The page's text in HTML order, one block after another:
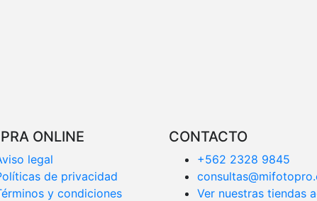
ONLINE
legal
de privacidad
y condiciones
CONTACTO
+562 2328 9845
Ver nuestras tiendas